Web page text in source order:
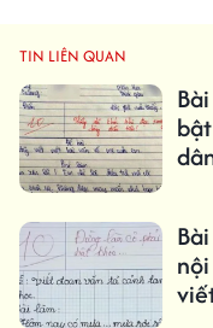
TIN LIÊN QUAN